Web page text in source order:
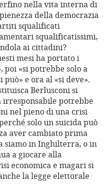
nella vita interna di
della democrazia
squalificati
squalificatissimi,
ai cittadini?
mesi ha portato i
«si potrebbe solo a
e ora al «si deve».
Berlusconi si
irresponsabile potrebbe
nel pieno di una crisi
solo un suicida può
aver cambiato prima
siamo in Inghilterra, o in
a giocare alla
economica e magari si
la legge elettorale